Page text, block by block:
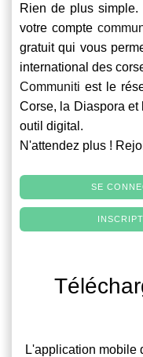
Rien de plus
votre compte
gratuit qui vous
international des
Communiti est le
Corse, la Diaspora et
outil digital.
N'attendez plus !
SE
L'application mobile